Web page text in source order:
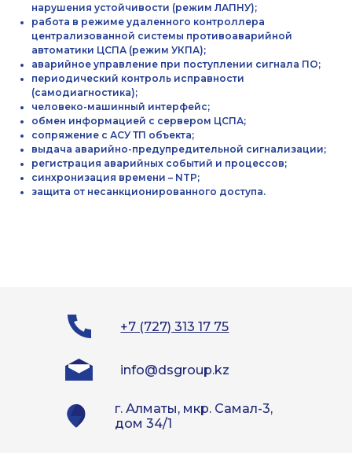
Введите слово на картинке*
Отправить
нарушения устойчивости (режим ЛАПНУ);
работа в режиме удаленного контроллера
централизованной системы противоаварийной
автоматики ЦСПА (режим УКПА);
аварийное управление при поступлении сигнала ПО;
периодический контроль исправности
(самодиагностика);
человеко-машинный интерфейс;
обмен информацией с сервером ЦСПА;
сопряжение с АСУ ТП объекта;
выдача аварийно-предупредительной сигнализации;
регистрация аварийных событий и процессов;
синхронизация времени – NTP;
защита от несанкционированного доступа.
+7 (727) 313 17 75
info@dsgroup.kz
г. Алматы, мкр. Самал-3,
дом 34/1